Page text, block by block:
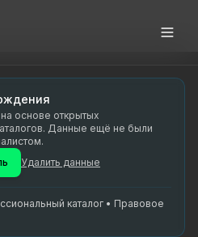
nature therapist and TAM
loodusteraapiale ja
Eesti rahvapärane
основе открытых
Данные ещё не были
Удалить данные
каталог • Правовое